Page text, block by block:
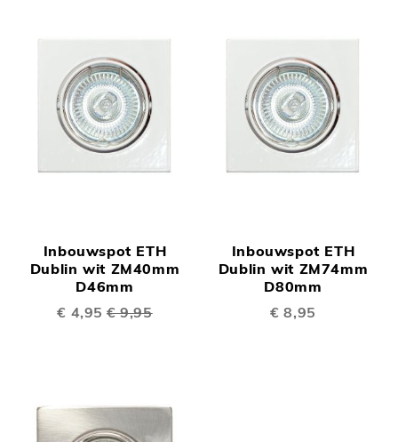
Inbouwspot ETH
Dublin wit ZM40mm
D46mm
Speciale
€ 4,95 € 9,95
Inbouwspot ETH
Dublin wit ZM74mm
D80mm
€ 8,95